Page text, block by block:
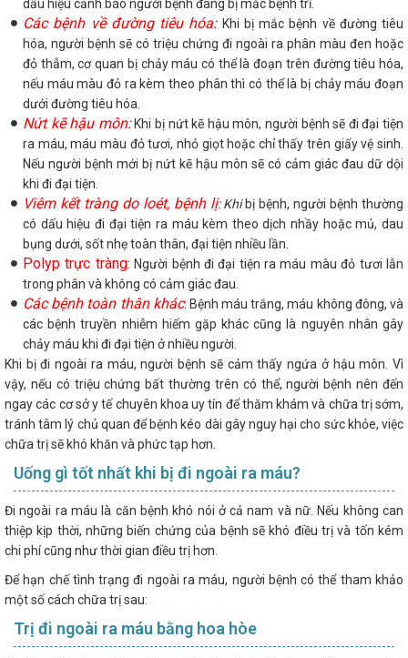
dấu hiệu cảnh báo người bệnh đang bị mắc bệnh trĩ.
Các bệnh về đường tiêu hóa:Khi bị mắc bệnh về đường tiêu
hóa, người bệnh sẽ có triệu chứng đi ngoài ra phân màu đen hoặc
đỏ thẫm, cơ quan bị chảy máu có thể là đoạn trên đường tiêu hóa,
nếu máu màu đỏ ra kèm theo phân thì có thể là bị chảy máu đoạn
dưới đường tiêu hóa.
Nứt kẽ hậu môn:Khi bị nứt kẽ hậu môn, người bệnh sẽ đi đại tiện
ra máu, máu màu đỏ tươi, nhỏ giọt hoặc chỉ thấy trên giấy vệ sinh.
Nếu người bệnh mới bị nứt kẽ hậu môn sẽ có cảm giác đau dữ dội
khi đi đại tiện.
Viêm kết tràng do loét, bệnh lị: Khibị bệnh, người bệnh thường
có dấu hiệu đi đại tiện ra máu kèm theo dịch nhầy hoặc mủ, dau
bụng dưới, sốt nhẹ toàn thân, đại tiện nhiều lần.
Polyp trực tràng: Người bệnh đi đại tiện ra máu màu đỏ tươi lẫn
trong phân và không có cảm giác đau.
Các bệnh toàn thân khác: Bệnh máu trắng, máu không đông, và
các bệnh truyền nhiễm hiếm gặp khác cũng là nguyên nhân gây
chảy máu khi đi đại tiện ở nhiều người.
Khi bị đi ngoài ra máu, người bệnh sẽ cảm thấy ngứa ở hậu môn. Vì
vậy, nếu có triệu chứng bất thường trên có thể, người bệnh nên đến
ngay các cơ sở y tế chuyên khoa uy tín để thăm khám và chữa trị sớm,
tránh tâm lý chủ quan để bệnh kéo dài gây nguy hại cho sức khỏe, việc
chữa trị sẽ khó khăn và phức tạp hơn.
Uống gì tốt nhất khi bị đi ngoài ra máu?
Đi ngoài ra máu là căn bệnh khó nói ở cả nam và nữ. Nếu không can
thiệp kịp thời, những biến chứng của bệnh sẽ khó điều trị và tốn kém
chi phí cũng như thời gian điều trị hơn.
Để hạn chế tình trạng đi ngoài ra máu, người bệnh có thể tham khảo
một số cách chữa trị sau:
Trị đi ngoài ra máu bằng hoa hòe